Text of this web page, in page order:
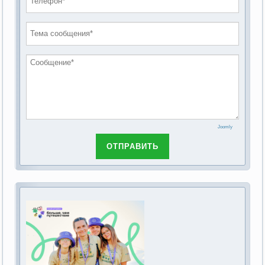
обсуждению Федерального закона Российской
основах социального обслуживания граждан в
2019 год
2018 год
Joomly
ОТПРАВИТЬ